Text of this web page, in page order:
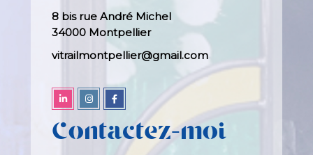
8 bis rue André Michel
34000 Montpellier
vitrailmontpellier@gmail.com
Contactez-moi